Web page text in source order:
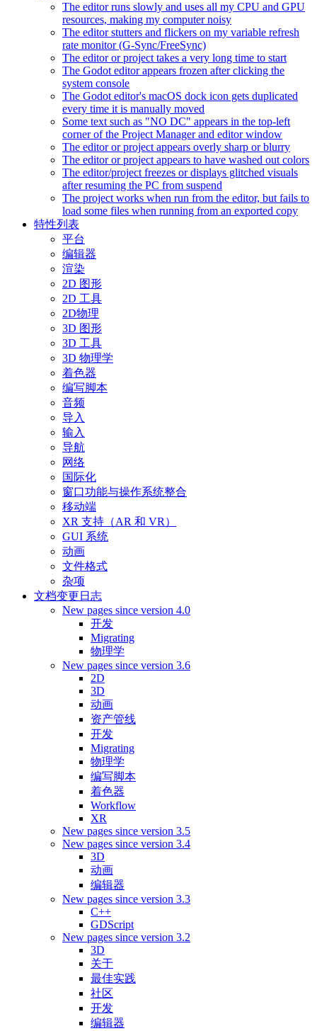
The editor runs slowly and uses all my CPU and GPU
resources, making my computer noisy
The editor stutters and flickers on my variable refresh
rate monitor (G-Sync/FreeSync)
The editor or project takes a very long time to start
The Godot editor appears frozen after clicking the
system console
The Godot editor's macOS dock icon gets duplicated
every time it is manually moved
Some text such as "NO DC" appears in the top-left
corner of the Project Manager and editor window
The editor or project appears overly sharp or blurry
The editor or project appears to have washed out colors
The editor/project freezes or displays glitched visuals
after resuming the PC from suspend
The project works when run from the editor, but fails to
load some files when running from an exported copy
特性列表
平台
编辑器
渲染
2D 图形
2D 工具
2D物理
3D 图形
3D 工具
3D 物理学
着色器
编写脚本
音频
导入
输入
导航
网络
国际化
窗口功能与操作系统整合
移动端
XR 支持（AR 和 VR）
GUI 系统
动画
文件格式
杂项
文档变更日志
New pages since version 4.0
开发
Migrating
物理学
New pages since version 3.6
2D
3D
动画
资产管线
开发
Migrating
物理学
编写脚本
着色器
Workflow
XR
New pages since version 3.5
New pages since version 3.4
3D
动画
编辑器
New pages since version 3.3
C++
GDScript
New pages since version 3.2
3D
关于
最佳实践
社区
开发
编辑器